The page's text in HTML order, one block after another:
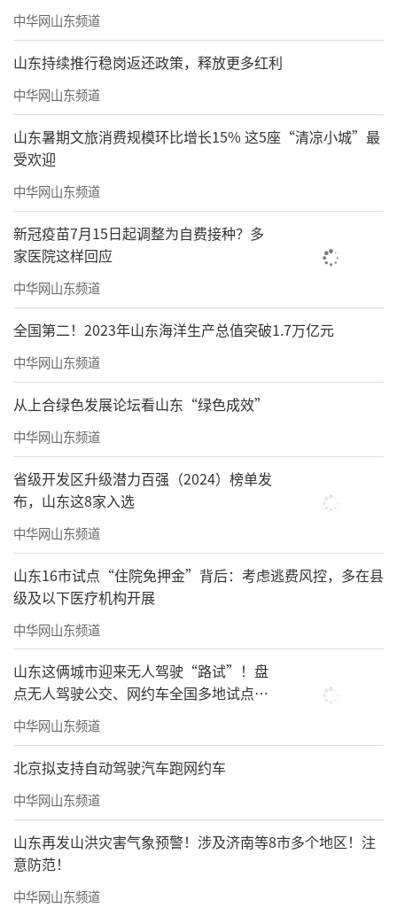
中华网山东频道
山东持续推行稳岗返还政策，释放更多红利
中华网山东频道
山东暑期文旅消费规模环比增长15% 这5座“清凉小城”最
受欢迎
中华网山东频道
新冠疫苗7月15日起调整为自费接种？多
家医院这样回应
中华网山东频道
全国第二！2023年山东海洋生产总值突破1.7万亿元
中华网山东频道
从上合绿色发展论坛看山东“绿色成效”
中华网山东频道
省级开发区升级潜力百强（2024）榜单发
布，山东这8家入选
中华网山东频道
山东16市试点“住院免押金”背后：考虑逃费风控，多在县
级及以下医疗机构开展
中华网山东频道
山东这俩城市迎来无人驾驶“路试”！盘
点无人驾驶公交、网约车全国多地试点之
路
中华网山东频道
北京拟支持自动驾驶汽车跑网约车
中华网山东频道
山东再发山洪灾害气象预警！涉及济南等8市多个地区！注
意防范！
中华网山东频道